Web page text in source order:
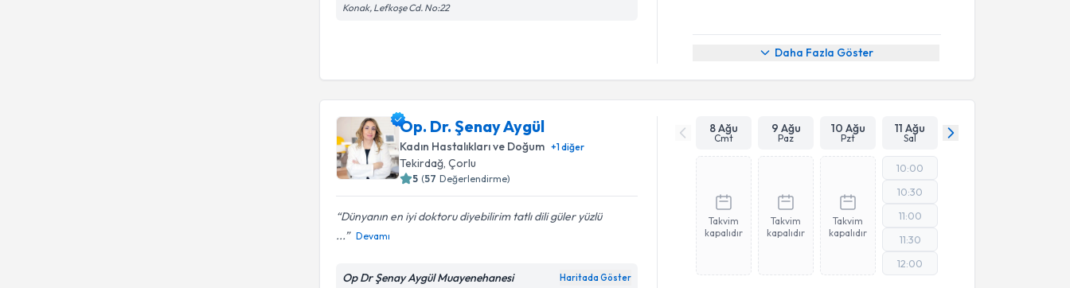
Konak, Lefkoşe Cd. No:22
Daha Fazla Göster
Op. Dr. Şenay Aygül
Kadın Hastalıkları ve Doğum +1diğer
Tekirdağ, Çorlu
5 (57 Değerlendirme)
Dünyanın en iyi doktoru diyebilirim tatlı dili güler yüzlü
...
Devamı
Op Dr Şenay Aygül Muayenehanesi Haritada Göster
8 Ağu
Cmt
9 Ağu
Paz
10 Ağu
Pzt
11 Ağu
Sal
Takvim
kapalıdır
Takvim
kapalıdır
Takvim
kapalıdır
10:00
10:30
11:00
11:30
12:00